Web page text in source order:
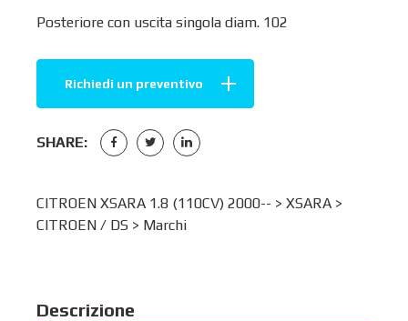
Posteriore con uscita singola diam. 102
Richiedi un preventivo
SHARE:
CITROEN XSARA 1.8 (110CV) 2000-- > XSARA >
CITROEN / DS > Marchi
Descrizione